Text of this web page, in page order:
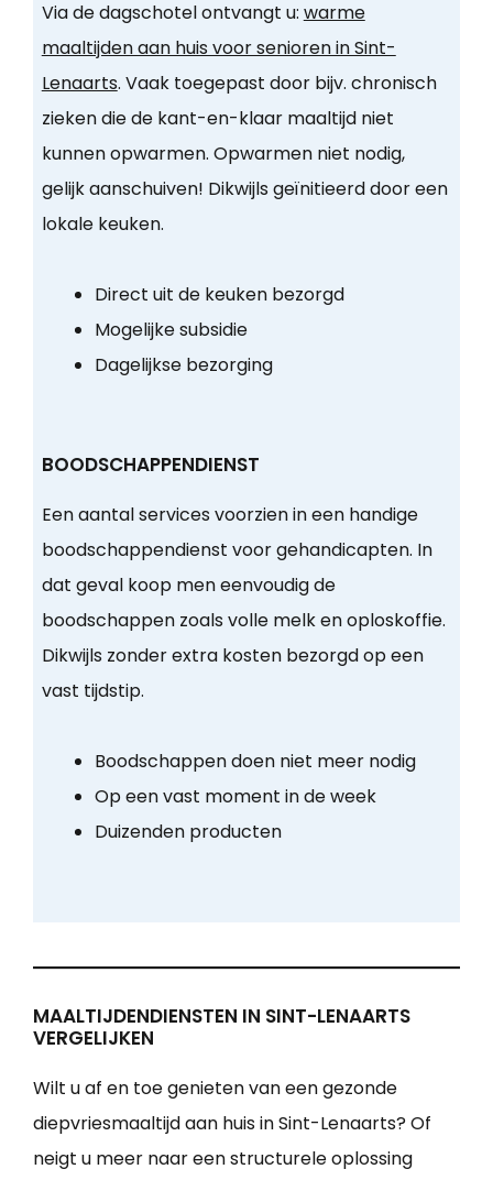
Via de dagschotel ontvangt u: warme
maaltijden aan huis voor senioren in Sint-
Lenaarts. Vaak toegepast door bijv. chronisch
zieken die de kant-en-klaar maaltijd niet
kunnen opwarmen. Opwarmen niet nodig,
gelijk aanschuiven! Dikwijls geïnitieerd door een
lokale keuken.
Direct uit de keuken bezorgd
Mogelijke subsidie
Dagelijkse bezorging
BOODSCHAPPENDIENST
Een aantal services voorzien in een handige
boodschappendienst voor gehandicapten. In
dat geval koop men eenvoudig de
boodschappen zoals volle melk en oploskoffie.
Dikwijls zonder extra kosten bezorgd op een
vast tijdstip.
Boodschappen doen niet meer nodig
Op een vast moment in de week
Duizenden producten
MAALTIJDENDIENSTEN IN SINT-LENAARTS
VERGELIJKEN
Wilt u af en toe genieten van een gezonde
diepvriesmaaltijd aan huis in Sint-Lenaarts? Of
neigt u meer naar een structurele oplossing